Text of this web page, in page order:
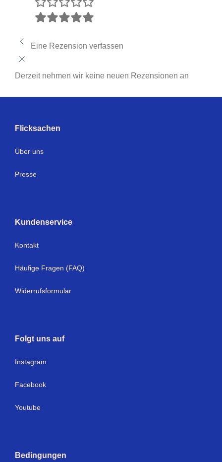
Eine Rezension verfassen
Derzeit nehmen wir keine neuen Rezensionen an
Flicksachen
Über uns
Presse
Kundenservice
Kontakt
Häufige Fragen (FAQ)
Widerrufsformular
Folgt uns auf
Instagram
Facebook
Youtube
Bedingungen